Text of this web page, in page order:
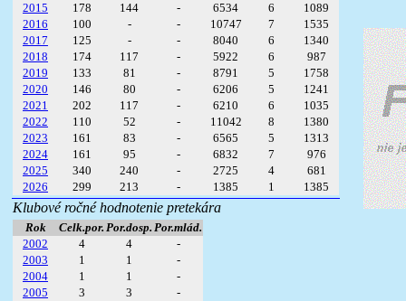
2015
178 144 - 6534 6
1089
2016
100 - - 10747 7
1535
2017
125 - - 8040 6
1340
2018
174 117 - 5922 6
987
2019
133 81 - 8791 5
1758
2020
146 80 - 6206 5
1241
2021
202 117 - 6210 6
1035
2022
110 52 - 11042 8
1380
2023
161 83 - 6565 5
1313
2024
161 95 - 6832 7
976
2025
340 240 - 2725 4
681
2026
299 213 - 1385 1 1385
Klubové ročné hodnotenie pretekára
Rok Celk.por. Por.dosp. Por.mlád.
2002
4 4
-
2003
1 1
-
2004
1 1
-
2005
3 3
-